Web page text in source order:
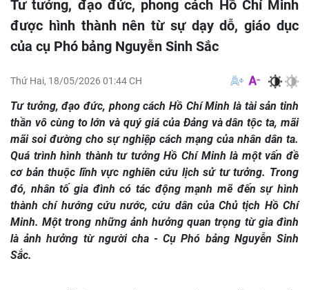
Tư tưởng, đạo đức, phong cách Hồ Chí Minh
được hình thành nên từ sự dạy dỗ, giáo dục
của cụ Phó bảng Nguyễn Sinh Sắc
Thứ Hai, 18/05/2026 01:44 CH
Tư tưởng, đạo đức, phong cách Hồ Chí Minh là tài sản tinh
thần vô cùng to lớn và quý giá của Đảng và dân tộc ta, mãi
mãi soi đường cho sự nghiệp cách mạng của nhân dân ta.
Quá trình hình thành tư tưởng Hồ Chí Minh là một vấn đề
cơ bản thuộc lĩnh vực nghiên cứu lịch sử tư tưởng. Trong
đó, nhân tố gia đình có tác động mạnh mẽ đến sự hình
thành chí hướng cứu nước, cứu dân của Chủ tịch Hồ Chí
Minh. Một trong những ảnh hưởng quan trọng từ gia đình
là ảnh hưởng từ người cha - Cụ Phó bảng Nguyễn Sinh
Sắc.